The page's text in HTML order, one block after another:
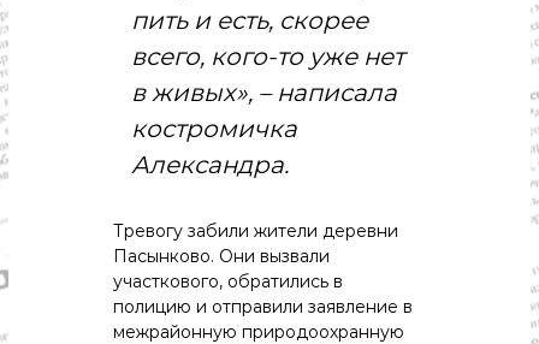
к
э
о
н
и
,
к
у
пить и есть, скорее
всего, кого-то уже нет
в живых», – написала
костромичка
Александра.
Тревогу забили жители деревни
Пасынково. Они вызвали
участкового, обратились в
полицию и отправили заявление в
межрайонную природоохранную